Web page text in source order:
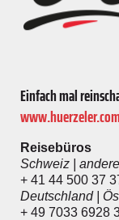
Einfach mal
www.huerzeler.com
Reisebüros
Schweiz |
+ 41 44 500 37
Deutschland |
+ 49 7033 6928